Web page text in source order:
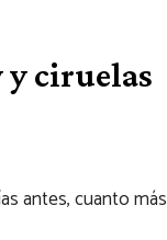
y ciruelas
antes, cuanto más